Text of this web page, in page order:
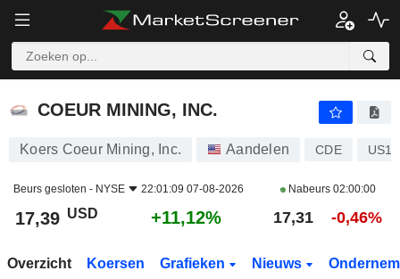
COEUR MINING, INC.
COEUR MINING, INC.
Koers Coeur Mining, Inc. Aandelen CDE
Beurs gesloten - NYSE 22:01:09 07-08-2026 Nabeurs 02:00:00
17,39 USD +11,12% 17,31 -0,46%
Overzicht Koersen Grafieken Nieuws